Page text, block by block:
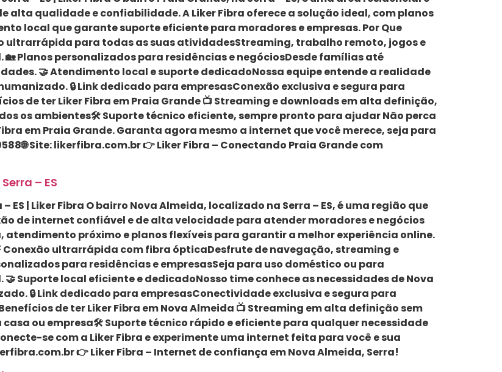
alta qualidade e confiabilidade. A Liker Fibra oferece a solução ideal, com planos
local que garante suporte eficiente para moradores e empresas. Por Que
ultrarrápida para todas as suas atividadesStreaming, trabalho remoto, jogos e
Planos personalizados para residências e negóciosDesde famílias até
🤝 Atendimento local e suporte dedicadoNossa equipe entende a realidade
🔒 Link dedicado para empresasConexão exclusiva e segura para
de ter Liker Fibra em Praia Grande 📺 Streaming e downloads em alta definição,
os ambientes🛠 Suporte técnico eficiente, sempre pronto para ajudar Não perca
em Praia Grande. Garanta agora mesmo a internet que você merece, seja para
Site: likerfibra.com.br 👉 Liker Fibra – Conectando Praia Grande com
– ES
ES | Liker Fibra O bairro Nova Almeida, localizado na Serra – ES, é uma região que
de internet confiável e de alta velocidade para atender moradores e negócios
atendimento próximo e planos flexíveis para garantir a melhor experiência online.
Conexão ultrarrápida com fibra ópticaDesfrute de navegação, streaming e
para residências e empresasSeja para uso doméstico ou para
Suporte local eficiente e dedicadoNosso time conhece as necessidades de Nova
🔒 Link dedicado para empresasConectividade exclusiva e segura para
de ter Liker Fibra em Nova Almeida 📺 Streaming em alta definição sem
ou empresa🛠 Suporte técnico rápido e eficiente para qualquer necessidade
se com a Liker Fibra e experimente uma internet feita para você e sua
👉 Liker Fibra – Internet de confiança em Nova Almeida, Serra!